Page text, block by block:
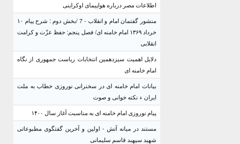
اطلاعات مصر درباره هواپیمای اوکراینی
منشور گفتمان امام و انقلاب - 7 /بخش دوم : شرح پیام ۱۰
خرداد ۱۳۶۹ امام خامنه ای/ فصل پنجم: حفظ عزّت و کرامت
انقلابی
دلایل اهمیت سیزدهمین انتخابات ریاست جمهوری از نگاه
امام خامنه ای
بیانات امام خامنه ای در سخنرانی نوروزی خطاب به ملت
ایران + نکته خوانی و صوت
پیام نوروزی امام خامنه ای به مناسبت آغاز سال ۱۴۰۰
مستند در میانه آتش - اولین و آخرین گفتگوی مطبوعاتی
شهید سپهبد قاسم سلیمانی